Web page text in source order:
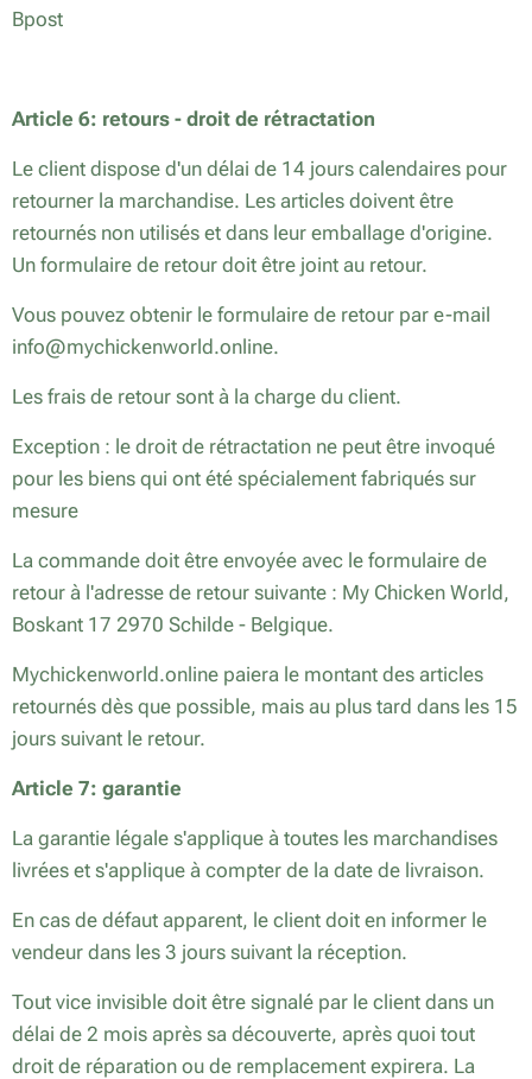
Bpost
Article 6: retours - droit de rétractation
Le client dispose d'un délai de 14 jours calendaires pour
retourner la marchandise. Les articles doivent être
retournés non utilisés et dans leur emballage d'origine.
Un formulaire de retour doit être joint au retour.
Vous pouvez obtenir le formulaire de retour par e-mail
info@mychickenworld.online.
Les frais de retour sont à la charge du client.
Exception : le droit de rétractation ne peut être invoqué
pour les biens qui ont été spécialement fabriqués sur
mesure
La commande doit être envoyée avec le formulaire de
retour à l'adresse de retour suivante : My Chicken World,
Boskant 17 2970 Schilde - Belgique.
Mychickenworld.online paiera le montant des articles
retournés dès que possible, mais au plus tard dans les 15
jours suivant le retour.
Article 7: garantie
La garantie légale s'applique à toutes les marchandises
livrées et s'applique à compter de la date de livraison.
En cas de défaut apparent, le client doit en informer le
vendeur dans les 3 jours suivant la réception.
Tout vice invisible doit être signalé par le client dans un
délai de 2 mois après sa découverte, après quoi tout
droit de réparation ou de remplacement expirera. La